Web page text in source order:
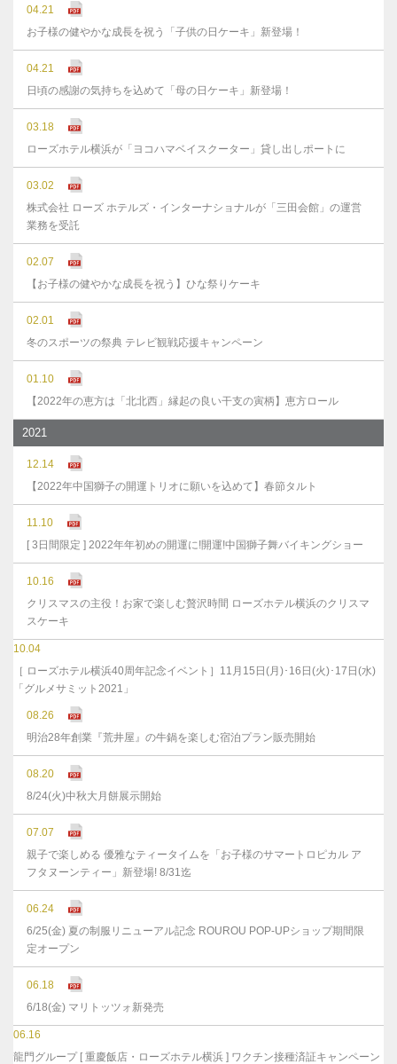
04.21
お子様の健やかな成長を祝う「子供の日ケーキ」新登場！
04.21
日頃の感謝の気持ちを込めて「母の日ケーキ」新登場！
03.18
ローズホテル横浜が「ヨコハマベイスクーター」貸し出しポートに
03.02
株式会社 ローズ ホテルズ・インターナショナルが「三田会館」の運営
業務を受託
02.07
【お子様の健やかな成長を祝う】ひな祭りケーキ
02.01
冬のスポーツの祭典 テレビ観戦応援キャンペーン
01.10
【2022年の恵方は「北北西」縁起の良い干支の寅柄】恵方ロール
2021
12.14
【2022年中国獅子の開運トリオに願いを込めて】春節タルト
11.10
[ 3日間限定 ] 2022年年初めの開運に!開運!中国獅子舞バイキングショー
10.16
クリスマスの主役！お家で楽しむ贅沢時間 ローズホテル横浜のクリスマ
スケーキ
10.04
［ ローズホテル横浜40周年記念イベント］11月15日(月)･16日(火)･17日(水)
「グルメサミット2021」
08.26
明治28年創業『荒井屋』の牛鍋を楽しむ宿泊プラン販売開始
08.20
8/24(火)中秋大月餅展示開始
07.07
親子で楽しめる 優雅なティータイムを「お子様のサマートロピカル ア
フタヌーンティー」新登場! 8/31迄
06.24
6/25(金) 夏の制服リニューアル記念 ROUROU POP-UPショップ期間限
定オープン
06.18
6/18(金) マリトッツォ新発売
06.16
龍門グループ [ 重慶飯店・ローズホテル横浜 ] ワクチン接種済証キャンペーン